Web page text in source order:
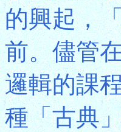
的興起，
前。儘管
邏輯的課
種「古典